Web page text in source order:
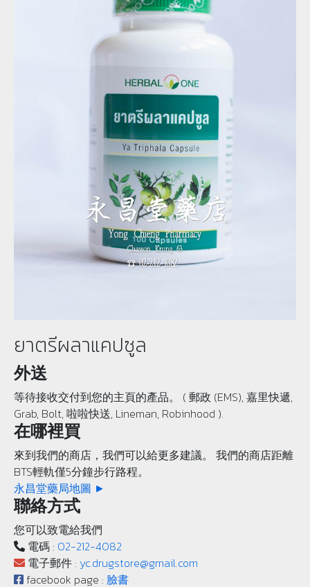
ยาตรีผลาแคปซูล
外送
等待接收交付到您的主頁的產品。 ( 郵政 (EMS), 嘉里快遞,
Grab, Bolt, 啦啦快送, Lineman, Robinhood ).
在哪裡買
來到我們的商店，我們可以給更多建議。 我們的商店距離
BTS輕軌僅5分鐘步行路程。
永昌堂藥局地圖 ►
聯絡方式
您可以致電給我們
電碼 : 02-212-4082
電子郵件 : yc.drugstore@gmail.com
facebook page : 臉書